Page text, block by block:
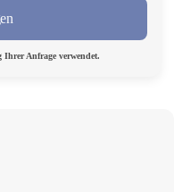
Anfrage verwendet.